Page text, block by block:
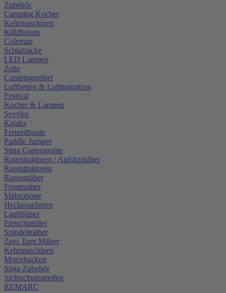
Zubehör
Camping Kocher
Kehrmaschinen
Kühlboxen
Coleman
Schlafsäcke
LED Lampen
Zelte
Campingmöbel
Luftbetten & Luftmatratzen
Festival
Kocher & Lampen
Sevylor
Kajaks
Freizeitboote
Puddle Jumper
Stiga Gartengeräte
Rasentraktoren / Aufsitzmäher
Rasentraktoren
Rasenmäher
Frontmäher
Mähroboter
Heckenscheren
Laubbläser
Freischneider
Spindelmäher
Zero Turn Mäher
Kehrmaschinen
Motorhacken
Stiga Zubehör
Sichtschutzstreifen
REMARC